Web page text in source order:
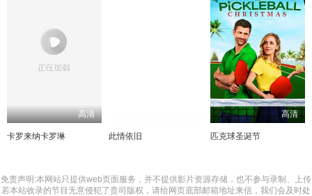
高清
卡罗来纳卡罗琳 此情依旧
高清
匹克球圣诞节
免责声明:本网站只提供web页面服务，并不提供影片资源存储，也不参与录制、上传
若本站收录的节目无意侵犯了贵司版权，请给网页底部邮箱地址来信，我们会及时处